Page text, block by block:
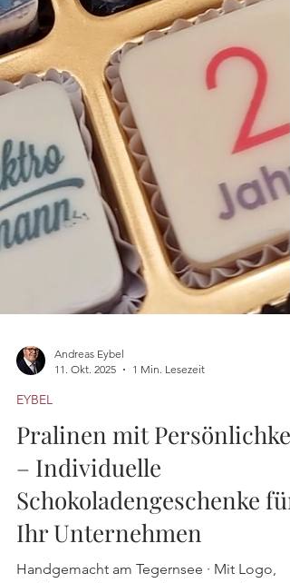
EYBEL
Pralinen mit Persönlichkeit
– Individuelle
Schokoladengeschenke für
Ihr Unternehmen